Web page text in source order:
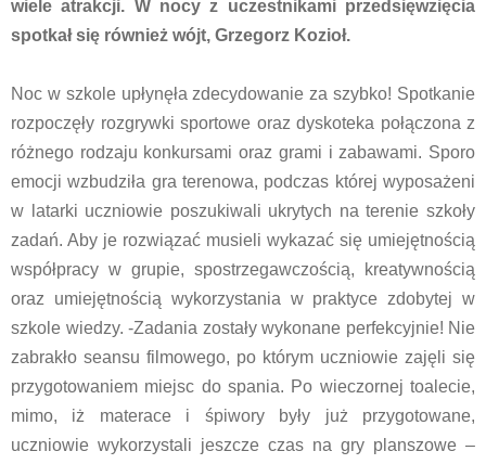
wiele atrakcji. W nocy z uczestnikami przedsięwzięcia
spotkał się również wójt, Grzegorz Kozioł.
Noc w szkole upłynęła zdecydowanie za szybko! Spotkanie
rozpoczęły rozgrywki sportowe oraz dyskoteka połączona z
różnego rodzaju konkursami oraz grami i zabawami. Sporo
emocji wzbudziła gra terenowa, podczas której wyposażeni
w latarki uczniowie poszukiwali ukrytych na terenie szkoły
zadań. Aby je rozwiązać musieli wykazać się umiejętnością
współpracy w grupie, spostrzegawczością, kreatywnością
oraz umiejętnością wykorzystania w praktyce zdobytej w
szkole wiedzy. -Zadania zostały wykonane perfekcyjnie! Nie
zabrakło seansu filmowego, po którym uczniowie zajęli się
przygotowaniem miejsc do spania. Po wieczornej toalecie,
mimo, iż materace i śpiwory były już przygotowane,
uczniowie wykorzystali jeszcze czas na gry planszowe –